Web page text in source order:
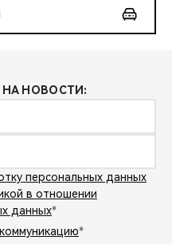
НОВОСТИ:
персональных данных
в отношении
данных*
*